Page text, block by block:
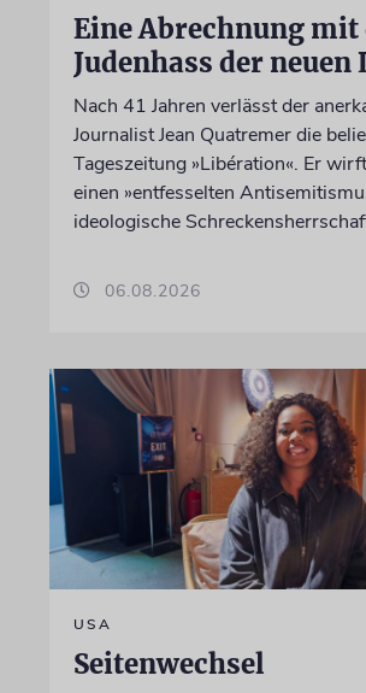
Eine Abrechnung mit
Judenhass der neuen
Nach 41 Jahren verlässt der
Journalist Jean Quatremer die
Tageszeitung »Libération«. Er
einen »entfesselten
ideologische
06.08.2026
USA
Seitenwechsel